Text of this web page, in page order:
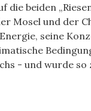
die beiden
Mosel und der
seine
- und wurde